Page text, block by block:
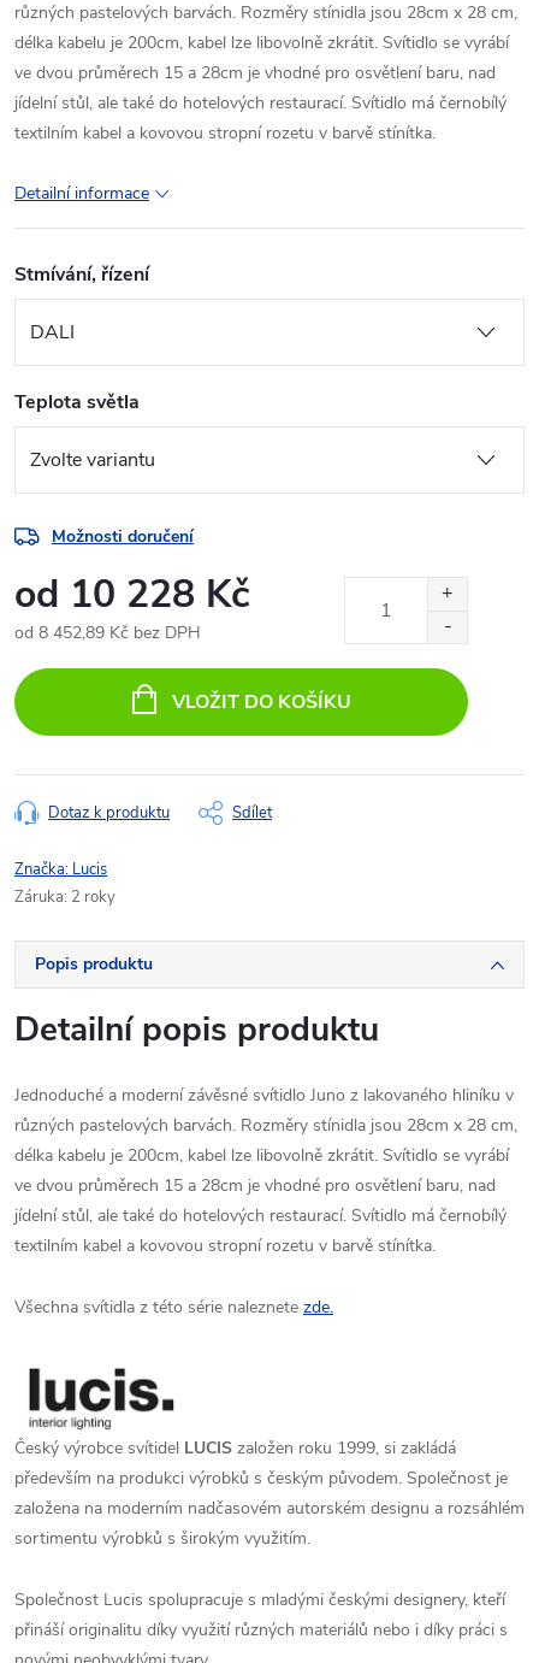
různých pastelových barvách. Rozměry stínidla jsou 28cm x 28 cm,
délka kabelu je 200cm, kabel lze libovolně zkrátit. Svítidlo se vyrábí
ve dvou průměrech 15 a 28cm je vhodné pro osvětlení baru, nad
jídelní stůl, ale také do hotelových restaurací. Svítidlo má černobílý
textilním kabel a kovovou stropní rozetu v barvě stínítka.
Detailní informace
Stmívání, řízení
Teplota světla
Možnosti doručení
od 10 228 Kč
od 8 452,89 Kč bez DPH
cena:
VLOŽIT DO KOŠÍKU
Dotaz k produktu Sdílet
Značka: Lucis
Záruka: 2 roky
Popis produktu
Detailní popis produktu
Jednoduché a moderní závěsné svítidlo Juno z lakovaného hliníku v
různých pastelových barvách. Rozměry stínidla jsou 28cm x 28 cm,
délka kabelu je 200cm, kabel lze libovolně zkrátit. Svítidlo se vyrábí
ve dvou průměrech 15 a 28cm je vhodné pro osvětlení baru, nad
jídelní stůl, ale také do hotelových restaurací. Svítidlo má černobílý
textilním kabel a kovovou stropní rozetu v barvě stínítka.
Všechna svítidla z této série naleznete zde.
Český výrobce svítidel LUCIS založen roku 1999, si zakládá
především na produkci výrobků s českým původem. Společnost je
založena na moderním nadčasovém autorském designu a rozsáhlém
sortimentu výrobků s širokým využitím.
Společnost Lucis spolupracuje s mladými českými designery, kteří
přináší originalitu díky využití různých materiálů nebo i díky práci s